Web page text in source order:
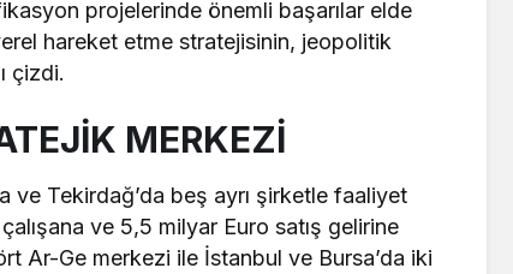
projelerinde önemli başarılar elde
hareket etme stratejisinin, jeopolitik
çizdi.
MERKEZİ
ve Tekirdağ’da beş ayrı şirketle faaliyet
ve 5,5 milyar Euro satış gelirine
Ar-Ge merkezi ile İstanbul ve Bursa’da iki